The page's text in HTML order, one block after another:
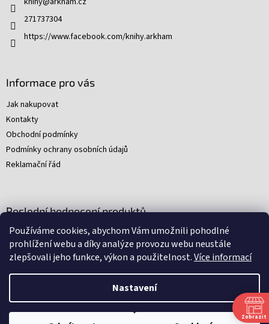
Používáme cookies, abychom Vám umožnili pohodlné
prohlížení webu a díky analýze provozu webu neustále
zlepšovali jeho funkce, výkon a použitelnost.Více informací
Nastavení
271737304
https://www.facebook.com/knihy.arkham
Informace pro vás
Jak nakupovat
Kontakty
Obchodní podmínky
Podmínky ochrany osobních údajů
Reklamační řád
Poslední hodnocení produktů
Young Indiana Jones a poklad na plantáži (A)
Hodnocení produktu je 5 z 5 hvězdiček.
|
Remedio Digital|Zbyněk Svoboda
Vytvořil
Shoptet
Zobrazit